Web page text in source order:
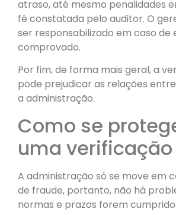
atraso, até mesmo penalidades
fé constatada pelo auditor. O
ser responsabilizado em caso de
comprovado.
Por fim, de forma mais geral, a
pode prejudicar as relações
a administração.
Como se
uma
A administração só se move em
de fraude, portanto, não há
normas e prazos forem